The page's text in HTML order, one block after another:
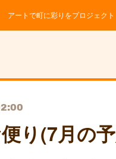
アートで町に彩りをプロジェクト
り(7月の